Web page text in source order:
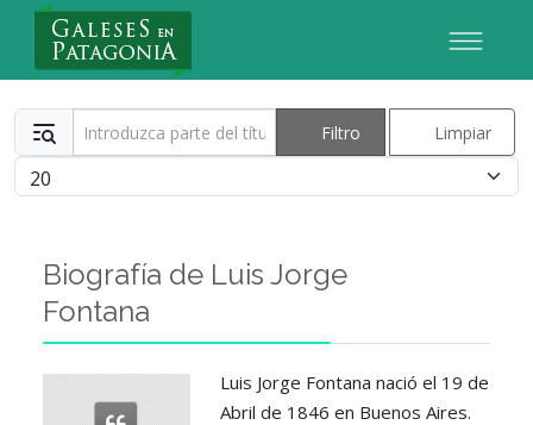
Nuevo Usuario
Introduzca parte del título Filtro Limpiar
Cantidad
Biografía de Luis Jorge
Fontana
Luis Jorge Fontana nació el 19 de
Abril de 1846 en Buenos Aires.